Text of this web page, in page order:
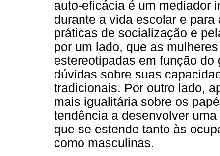
auto-eficácia é um mediador
durante a vida escolar e
práticas de socialização e
por um lado, que as
estereotipadas em função
dúvidas sobre suas
tradicionais. Por outro lado,
mais igualitária sobre os
tendência a desenvolver
que se estende tanto às
como masculinas.